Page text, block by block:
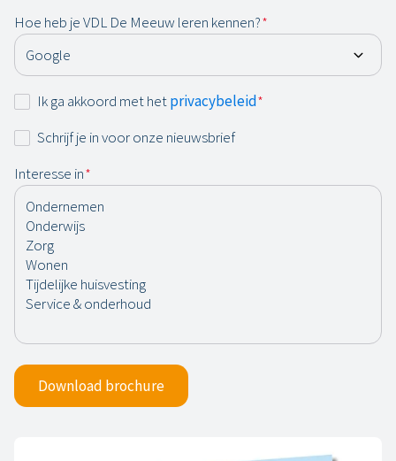
Hoe heb je VDL De Meeuw leren kennen?*
Instemming
Ik ga akkoord met hetprivacybeleid*
Nieuwsbrief
Schrijf je in voor onze nieuwsbrief
Interesse in*
Download brochure